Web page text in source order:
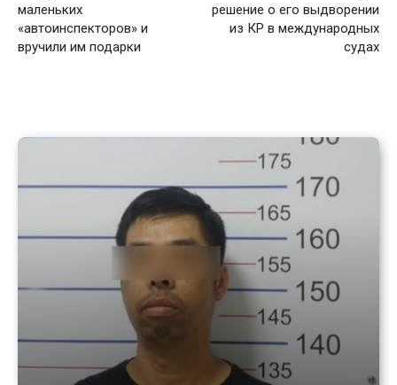
маленьких
«автоинспекторов» и
вручили им подарки
решение о его выдворении
из КР в международных
судах